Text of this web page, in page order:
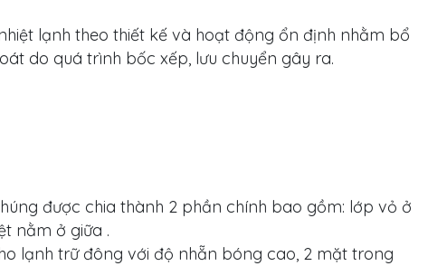
lạnh theo thiết kế và hoạt động ổn định nhằm bổ
do quá trình bốc xếp, lưu chuyển gây ra.
được chia thành 2 phần chính bao gồm: lớp vỏ ở
nằm ở giữa .
lạnh trữ đông với độ nhẵn bóng cao, 2 mặt trong